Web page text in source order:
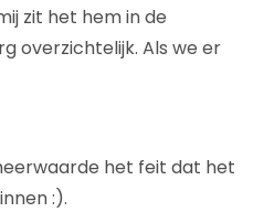
zit het hem in de
overzichtelijk. Als we er
het feit dat het
:).